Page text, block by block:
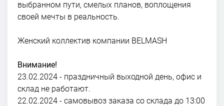
выбранном пути, смелых планов, воплощения
своей мечты в реальность.
Женский коллектив компании BELMASH
Внимание!
23.02.2024 - праздничный выходной день, офис и
склад не работают.
22.02.2024 - самовывоз заказа со склада до 13:00